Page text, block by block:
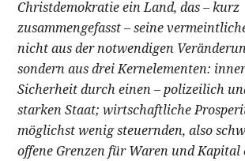
Christdemokratie ein Land, das – kurz
zusammengefasst – seine
nicht aus der notwendigen
sondern aus drei Kernelementen:
Sicherheit durch einen – polizeilich
starken Staat; wirtschaftliche
möglichst wenig steuernden, also
offene Grenzen für Waren und Kapital